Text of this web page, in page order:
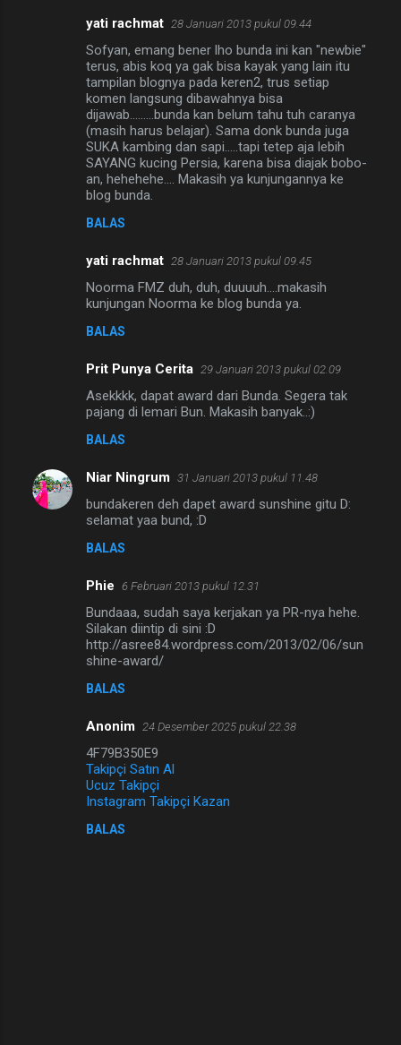
yati rachmat 28 Januari 2013 pukul 09.44
Sofyan, emang bener lho bunda ini kan "newbie"
terus, abis koq ya gak bisa kayak yang lain itu
tampilan blognya pada keren2, trus setiap
komen langsung dibawahnya bisa
dijawab.........bunda kan belum tahu tuh caranya
(masih harus belajar). Sama donk bunda juga
SUKA kambing dan sapi.....tapi tetep aja lebih
SAYANG kucing Persia, karena bisa diajak bobo-
an, hehehehe.... Makasih ya kunjungannya ke
blog bunda.
BALAS
yati rachmat 28 Januari 2013 pukul 09.45
Noorma FMZ duh, duh, duuuuh....makasih
kunjungan Noorma ke blog bunda ya.
BALAS
Prit Punya Cerita 29 Januari 2013 pukul 02.09
Asekkkk, dapat award dari Bunda. Segera tak
pajang di lemari Bun. Makasih banyak..:)
BALAS
Niar Ningrum 31 Januari 2013 pukul 11.48
bundakeren deh dapet award sunshine gitu D:
selamat yaa bund, :D
BALAS
Phie 6 Februari 2013 pukul 12.31
Bundaaa, sudah saya kerjakan ya PR-nya hehe.
Silakan diintip di sini :D
http://asree84.wordpress.com/2013/02/06/sun
shine-award/
BALAS
Anonim 24 Desember 2025 pukul 22.38
4F79B350E9
Takipçi Satın Al
Ucuz Takipçi
Instagram Takipçi Kazan
BALAS